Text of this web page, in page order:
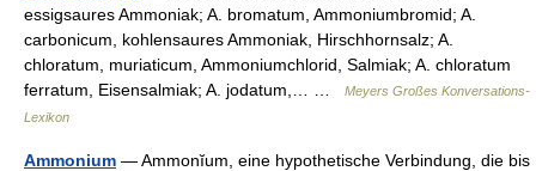
essigsaures Ammoniak; A. bromatum, Ammoniumbromid; A.
carbonicum, kohlensaures Ammoniak, Hirschhornsalz; A.
chloratum, muriaticum, Ammoniumchlorid, Salmiak; A. chloratum
ferratum, Eisensalmiak; A. jodatum,… …
Meyers Großes Konversations-
Lexikon
Ammonium — Ammonĭum, eine hypothetische Verbindung, die bis